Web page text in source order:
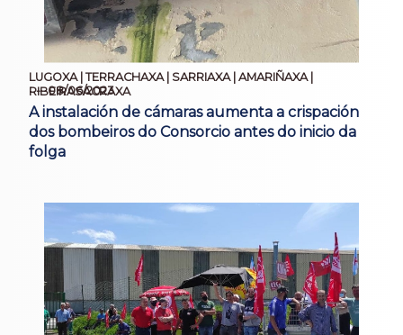
LUGOXA | TERRACHAXA | SARRIAXA | AMARIÑAXA |
RIBEIRASACRAXA
08/06/2023
A instalación de cámaras aumenta a crispación
dos bombeiros do Consorcio antes do inicio da
folga